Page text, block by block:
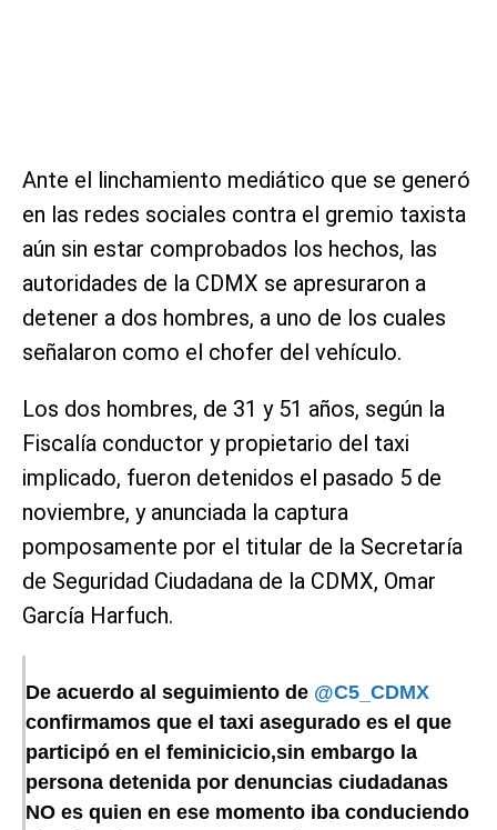
Ante el linchamiento mediático que se generó
en las redes sociales contra el gremio taxista
aún sin estar comprobados los hechos, las
autoridades de la CDMX se apresuraron a
detener a dos hombres, a uno de los cuales
señalaron como el chofer del vehículo.
Los dos hombres, de 31 y 51 años, según la
Fiscalía conductor y propietario del taxi
implicado, fueron detenidos el pasado 5 de
noviembre, y anunciada la captura
pomposamente por el titular de la Secretaría
de Seguridad Ciudadana de la CDMX, Omar
García Harfuch.
De acuerdo al seguimiento de @C5_CDMX
confirmamos que el taxi asegurado es el que
participó en el feminicicio,sin embargo la
persona detenida por denuncias ciudadanas
NO es quien en ese momento iba conduciendo